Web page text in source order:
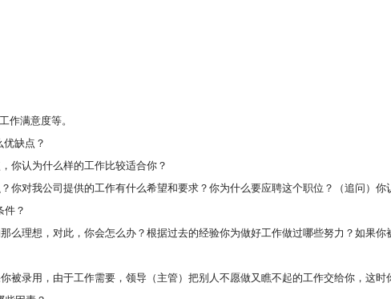
作满意度等。
缺点？
你认为什么样的工作比较适合你？
你对我公司提供的工作有什么希望和要求？你为什么要应聘这个职位？（追问）你
件？
么理想，对此，你会怎么办？根据过去的经验你为做好工作做过哪些努力？如果你
被录用，由于工作需要，领导（主管）把别人不愿做又瞧不起的工作交给你，这时